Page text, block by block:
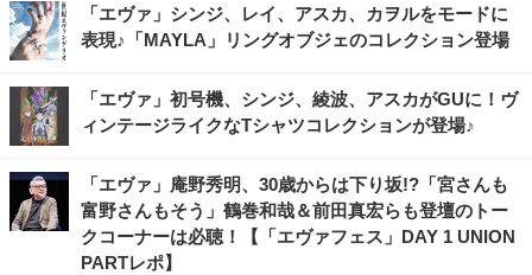
「エヴァ」シンジ、レイ、アスカ、カヲルをモードに
表現♪「MAYLA」リングオブジェのコレクション登場
「エヴァ」初号機、シンジ、綾波、アスカがGUに！ヴ
ィンテージライクなTシャツコレクションが登場♪
「エヴァ」庵野秀明、30歳からは下り坂!?「宮さんも
富野さんもそう」鶴巻和哉＆前田真宏らも登壇のトー
クコーナーは必聴！【「エヴァフェス」DAY 1 UNION
PARTレポ】